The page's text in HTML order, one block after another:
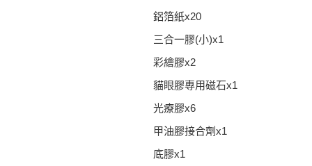
鋁箔紙x20
三合一膠(小)x1
彩繪膠x2
貓眼膠專用磁石x1
光療膠x6
甲油膠接合劑x1
底膠x1